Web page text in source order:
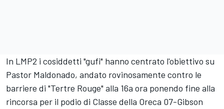
In LMP2 i cosiddetti "gufi" hanno centrato l'obiettivo su
Pastor Maldonado, andato rovinosamente contro le
barriere di "Tertre Rouge" alla 16a ora ponendo fine alla
rincorsa per il podio di Classe della Oreca 07-Gibson